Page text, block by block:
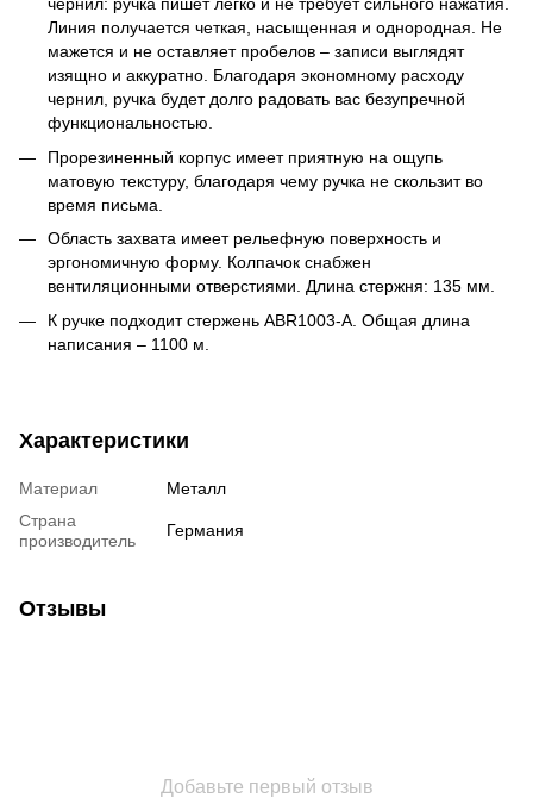
чернил: ручка пишет легко и не требует сильного нажатия.
Линия получается четкая, насыщенная и однородная. Не
мажется и не оставляет пробелов – записи выглядят
изящно и аккуратно. Благодаря экономному расходу
чернил, ручка будет долго радовать вас безупречной
функциональностью.
Прорезиненный корпус имеет приятную на ощупь
матовую текстуру, благодаря чему ручка не скользит во
время письма.
Область захвата имеет рельефную поверхность и
эргономичную форму. Колпачок снабжен
вентиляционными отверстиями. Длина стержня: 135 мм.
К ручке подходит стержень ABR1003-A. Общая длина
написания – 1100 м.
Характеристики
Материал
Металл
Страна
производитель
Германия
Отзывы
Добавьте первый отзыв